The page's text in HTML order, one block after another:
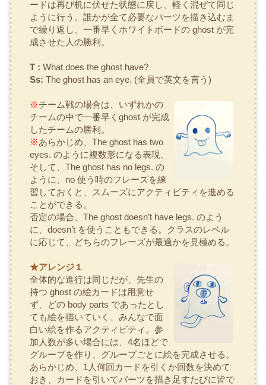
ードは再び机に伏せた状態に戻し、軽く混ぜて同じ
ように行う。誰かが全て必要なパーツを描き込むま
で繰り返し、一番早くホワイトボードの ghostが完
成させた人の勝利。
T : What does the ghost have?
Ss: The ghost has an eye. (全員で英文を言う)
※チーム戦の場合は、いずれかの
チームの中で一番早く ghostが完成
したチームの勝利。
※あらかじめ、 The ghost has two
eyes. のように複数形になる表現、
そして、 The ghost has no legs. の
ように、 no 使う時のフレーズを練
習しておくと、スムーズにアクティビティを進める
ことができる。
否定の場合、 The ghost doesn’t have legs. のよう
に、 doesn’t を使うこともできる。クラスのレベル
に応じて、どちらのフレーズが最適かを見極める。
★アレンジ１
全体的な進行は同じだが、先生の
持つ ghostの絵カードは用意せ
ず、どの body parts であったとし
ても絵を描いていく、みんなで面
白い絵を作るアクティビティ。参
加人数が多い場合には、4名ほどで
グループを作り、グループごとに絵を完成させる。
あらかじめ、1人何回カードを引くか回数を決めて
おき、カードを引いてパーツを描き足すたびに皆で